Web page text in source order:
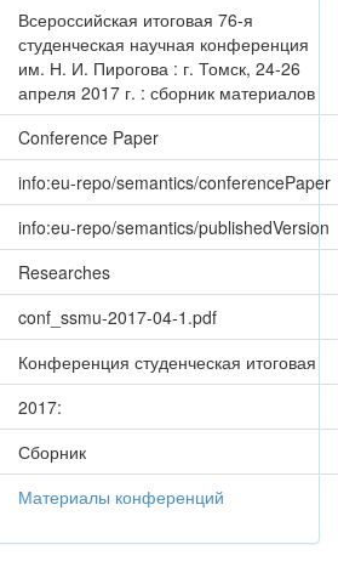
Всероссийская итоговая 76-я
студенческая научная конференция
им. Н. И. Пирогова : г. Томск, 24-26
апреля 2017 г. : сборник материалов
Conference Paper
info:eu-repo/semantics/conferencePaper
info:eu-repo/semantics/publishedVersion
Researches
conf_ssmu-2017-04-1.pdf
Конференция студенческая итоговая
2017:
Сборник
Материалы конференций